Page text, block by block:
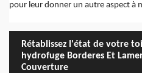
pour leur donner un autre aspect à
Rétablissez l'état de votre
hydrofuge Borderes Et
Couverture